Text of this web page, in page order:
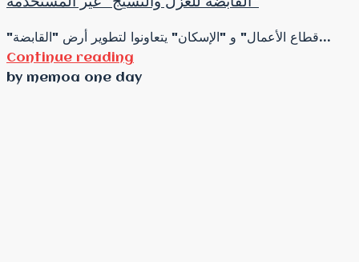
"قطاع الأعمال" و "الإسكان" يتعاونوا لتطوير أرض "القابضة...
Continue reading
by memoa one day